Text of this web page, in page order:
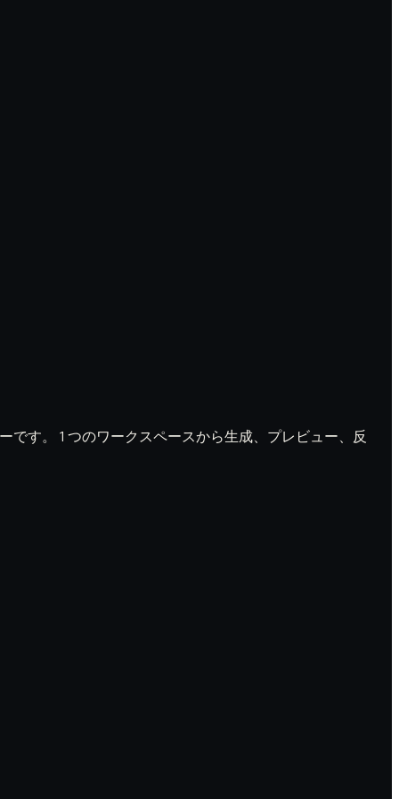
です。 1 つのワークスペースから生成、プレビュー、反